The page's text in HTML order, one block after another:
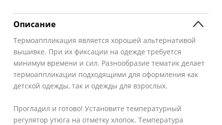
Описание
Термоаппликация является хорошей альтернативой
вышивке. При их фиксации на одежде требуется
минимум времени и сил. Разнообразие тематик делает
термоаппликации подходящими для оформления как
детской одежды, так и одежды для взрослых.
Прогладил и готово! Установите температурный
регулятор утюга на отметку хлопок. Температура